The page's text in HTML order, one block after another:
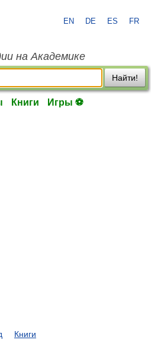
EN DE ES FR
на Академике
Найти!
Книги Игры ⚽
Книги